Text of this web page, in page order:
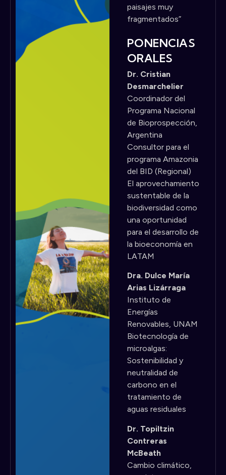
paisajes muy
fragmentados”
PONENCIAS
ORALES
Dr. Cristian
Desmarchelier
Coordinador del
Programa Nacional
de Bioprospección,
Argentina
Consultor para el
programa Amazonia
del BID (Regional)
El aprovechamiento
sustentable de la
biodiversidad como
una oportunidad
para el desarrollo de
la bioeconomía en
LATAM
Dra. Dulce María
Arias Lizárraga
Instituto de
Energías
Renovables, UNAM
Biotecnología de
microalgas:
Sostenibilidad y
neutralidad de
carbono en el
tratamiento de
aguas residuales
Dr. Topiltzin
Contreras
McBeath
Cambio climático,